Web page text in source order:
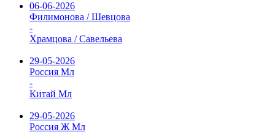
06-06-2026
Филимонова / Шевцова
-
Храмцова / Савельева
29-05-2026
Россия Мл
-
Китай Мл
29-05-2026
Россия Ж Мл